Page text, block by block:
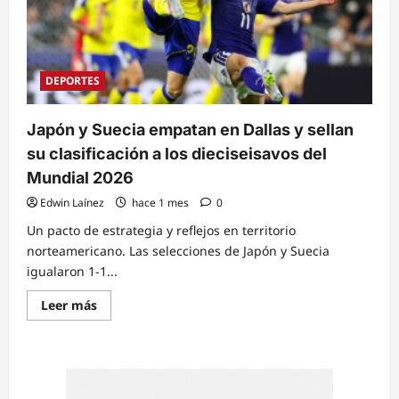
DEPORTES
Japón y Suecia empatan en Dallas y sellan
su clasificación a los dieciseisavos del
Mundial 2026
Edwin Laínez hace 1 mes 0
Un pacto de estrategia y reflejos en territorio
norteamericano. Las selecciones de Japón y Suecia
igualaron 1-1...
Leer másRead
more